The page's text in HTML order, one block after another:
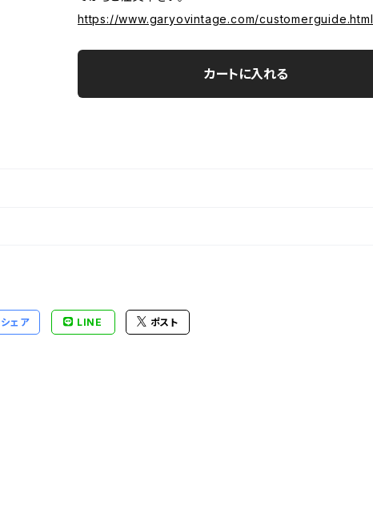
https://www.garyovintage.com/customerguide.html
カートに入れる
シェア LINE ポスト